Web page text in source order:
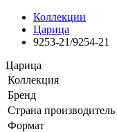
Коллекции
Царица
9253-21/9254-21
Царица
Коллекция
Бренд
Страна производитель
Формат